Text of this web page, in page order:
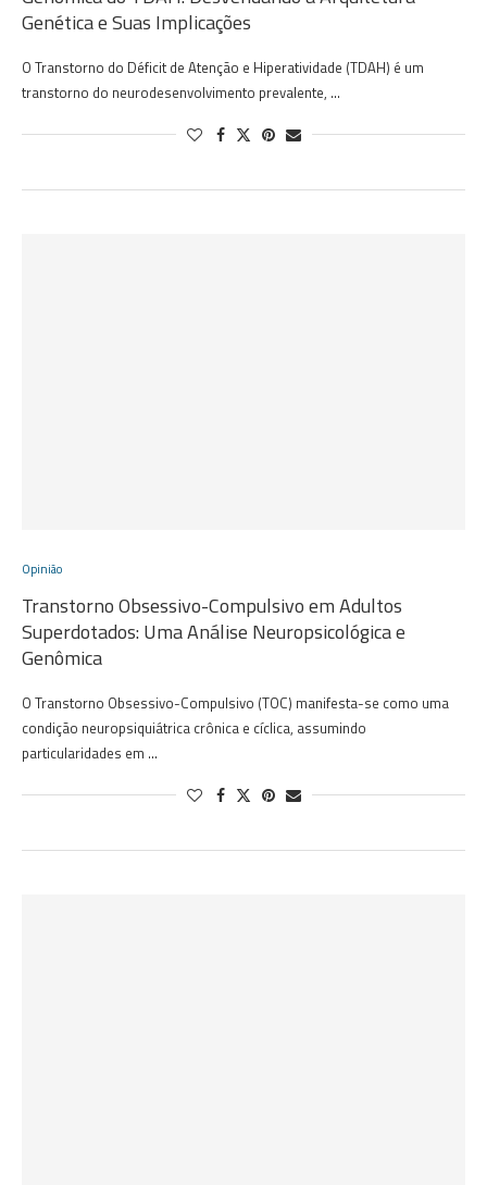
Genética e Suas Implicações
O Transtorno do Déficit de Atenção e Hiperatividade (TDAH) é um
transtorno do neurodesenvolvimento prevalente, …
Opinião
Transtorno Obsessivo-Compulsivo em Adultos
Superdotados: Uma Análise Neuropsicológica e
Genômica
O Transtorno Obsessivo-Compulsivo (TOC) manifesta-se como uma
condição neuropsiquiátrica crônica e cíclica, assumindo
particularidades em …